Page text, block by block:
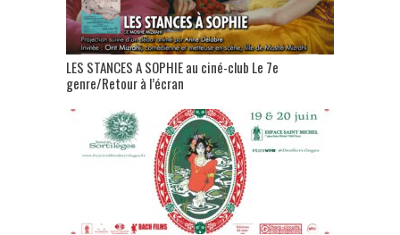
LES STANCES A SOPHIE au ciné-club Le 7e
genre/Retour à l’écran